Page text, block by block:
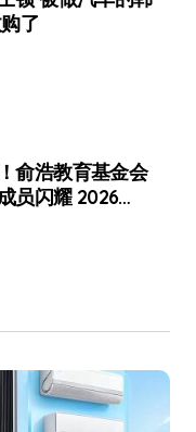
了
俞浩教育基金会
员闪耀 2026
世界杯